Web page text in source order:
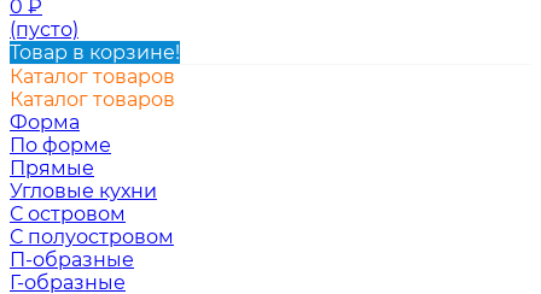
0 ₽
(пусто)
Товар в корзине!
Каталог товаров
Каталог товаров
Форма
По форме
Прямые
Угловые кухни
С островом
С полуостровом
П-образные
Г-образные